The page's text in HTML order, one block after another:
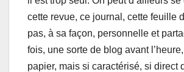
cette revue, ce journal, cette feuille
pas, à sa façon, personnelle et
fois, une sorte de blog avant
papier, mais si caractérisé, si direct